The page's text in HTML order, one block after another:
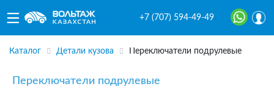
+7 (707) 594-49-49
Каталог Детали кузова Переключатели подрулевые
Переключатели подрулевые